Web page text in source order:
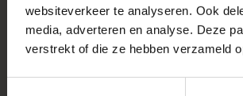
websiteverkeer te analyseren. Ook
media, adverteren en analyse. Deze
verstrekt of die ze hebben verzameld
INGREDIËNTEN
voor 1 persoon